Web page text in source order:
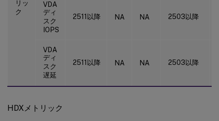
リッ
ク
VDA
ディ
スク
IOPS
2511以降 NA NA 2503以降
VDA
ディ
スク
遅延
2511以降 NA NA 2503以降
HDXメトリック